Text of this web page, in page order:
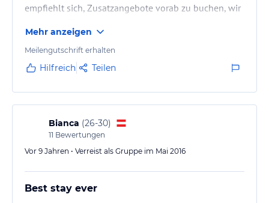
empfiehlt sich, Zusatzangebote vorab zu buchen, wir
Mehr anzeigen
Meilengutschrift erhalten
Hilfreich Teilen
Bianca (26-30)
11 Bewertungen
Vor 9 Jahren • Verreist als Gruppe im Mai 2016
Best stay ever